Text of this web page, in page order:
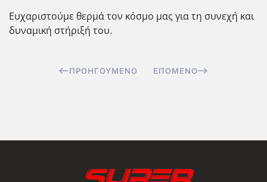
Ευχαριστούμε θερμά τον κόσμο μας για τη συνεχή και
δυναμική στήριξή του.
ΠΡΟΗΓΟΎΜΕΝΟ ΕΠΌΜΕΝΟ